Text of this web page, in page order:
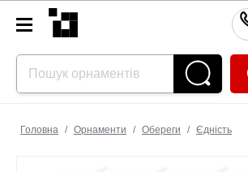
Головна / Орнаменти / Обереги / Єдність